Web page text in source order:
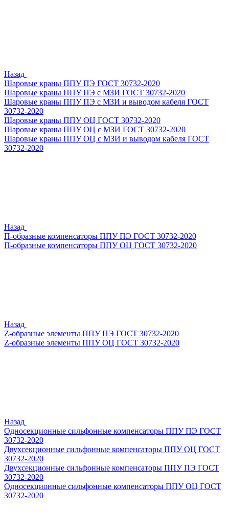
Назад
Шаровые краны ППУ ПЭ ГОСТ 30732-2020
Шаровые краны ППУ ПЭ с МЗИ ГОСТ 30732-2020
Шаровые краны ППУ ПЭ с МЗИ и выводом кабеля ГОСТ
30732-2020
Шаровые краны ППУ ОЦ ГОСТ 30732-2020
Шаровые краны ППУ ОЦ с МЗИ ГОСТ 30732-2020
Шаровые краны ППУ ОЦ с МЗИ и выводом кабеля ГОСТ
30732-2020
Назад
П-образные компенсаторы ППУ ПЭ ГОСТ 30732-2020
П-образные компенсаторы ППУ ОЦ ГОСТ 30732-2020
Назад
Z-образные элементы ППУ ПЭ ГОСТ 30732-2020
Z-образные элементы ППУ ОЦ ГОСТ 30732-2020
Назад
Односекционные сильфонные компенсаторы ППУ ПЭ ГОСТ
30732-2020
Двухсекционные сильфонные компенсаторы ППУ ОЦ ГОСТ
30732-2020
Двухсекционные сильфонные компенсаторы ППУ ПЭ ГОСТ
30732-2020
Односекционные сильфонные компенсаторы ППУ ОЦ ГОСТ
30732-2020